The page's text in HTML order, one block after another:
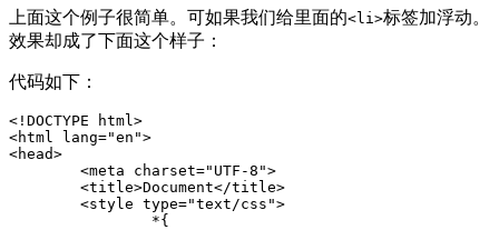
上面这个例子很简单。可如果我们给里面的<li>标签加浮动。
效果却成了下面这个样子：
代码如下：
<! DOCTYPE html >
<html lang="en ">
<head>
<meta charset=" UTF-8 ">
<title>Document</title>
<style type="text/css ">
*{